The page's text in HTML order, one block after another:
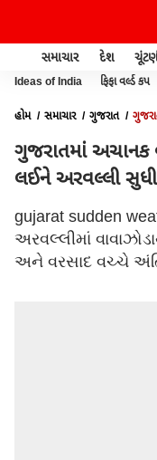
સમાચાર દેશ
Ideas of India ફિફા વર્લ્ડ કપ
હોમ સમાચાર ગુજરાત
ગુજરાતમાં અચાનક
લઈને અરવલ્લી
gujarat sudden
અરવલ્લીમાં
અને વરસાદ વચ્ચે